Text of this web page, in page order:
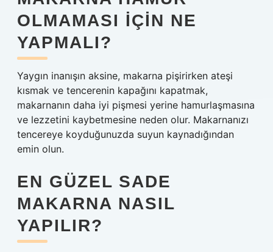
OLMAMASI IÇIN NE
YAPMALI?
Yaygın inanışın aksine, makarna pişirirken ateşi
kısmak ve tencerenin kapağını kapatmak,
makarnanın daha iyi pişmesi yerine hamurlaşmasına
ve lezzetini kaybetmesine neden olur. Makarnanızı
tencereye koyduğunuzda suyun kaynadığından
emin olun.
EN GÜZEL SADE
MAKARNA NASIL
YAPILIR?